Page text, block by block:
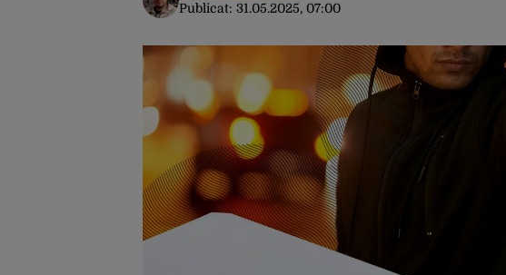
Publicat: 31.05.2025, 07:00